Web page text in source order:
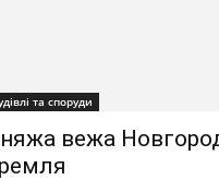
та споруди
вежа